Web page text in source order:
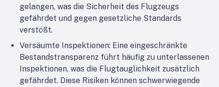
gelangen, was die Sicherheit des Flugzeugs
gefährdet und gegen gesetzliche Standards
verstößt.
Versäumte Inspektionen: Eine eingeschränkte
Bestandstransparenz führt häufig zu unterlassenen
Inspektionen, was die Flugtauglichkeit zusätzlich
gefährdet. Diese Risiken können schwerwiegende